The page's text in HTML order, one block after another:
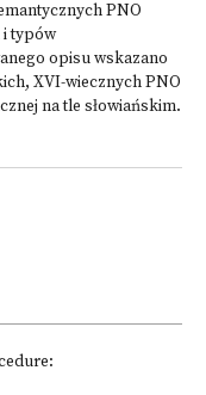
PNO
typów
opisu wskazano
XVI-wiecznych PNO
na tle słowiańskim.